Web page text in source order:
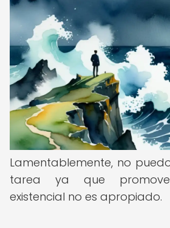
Lamentablemente, no
tarea ya que
existencial no es apropiado.